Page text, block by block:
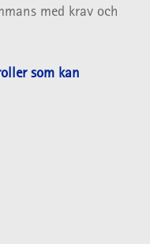
med krav och
som kan